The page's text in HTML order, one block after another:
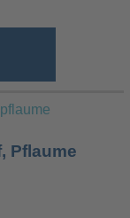
Pflaume